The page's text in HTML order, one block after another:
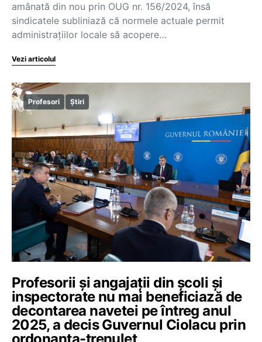
amânată din nou prin OUG nr. 156/2024, însă
sindicatele subliniază că normele actuale permit
administrațiilor locale să acopere…
Vezi articolul
Profesori Știri
Profesorii și angajații din școli și
inspectorate nu mai beneficiază de
decontarea navetei pe întreg anul
2025, a decis Guvernul Ciolacu prin